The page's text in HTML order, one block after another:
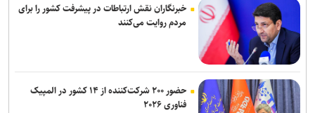
خبرنگاران نقش ارتباطات در پیشرفت کشور را برای
مردم روایت می‌کنند
حضور ۲۰۰ شرکت‌کننده از ۱۴ کشور در المپیک
فناوری ۲۰۲۶